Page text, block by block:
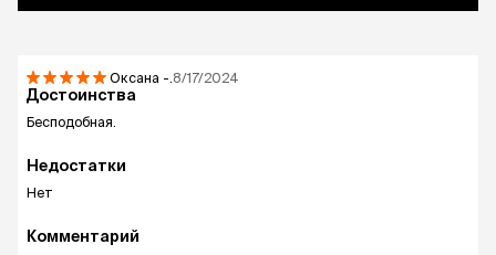
Оксана -. 8/17/2024
Достоинства
Бесподобная.
Недостатки
Нет
Комментарий